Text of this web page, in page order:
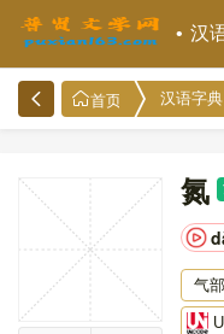
汉
首页 汉语字典
氮
气部